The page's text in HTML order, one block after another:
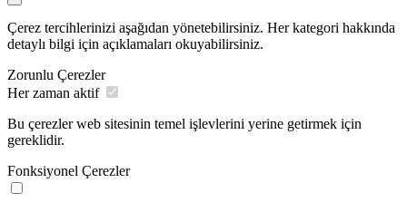
Çerez tercihlerinizi aşağıdan yönetebilirsiniz. Her kategori hakkında
detaylı bilgi için açıklamaları okuyabilirsiniz.
Zorunlu Çerezler
Her zaman aktif
Bu çerezler web sitesinin temel işlevlerini yerine getirmek için
gereklidir.
Fonksiyonel Çerezler